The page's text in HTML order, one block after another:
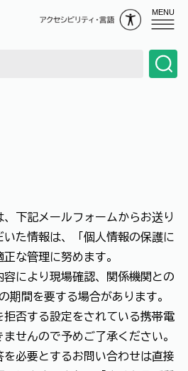
MENU
下記メールフォームからお送り
た情報は、「個人情報の保護に
な管理に努めます。
により現場確認、関係機関との
期間を要する場合があります。
拒否する設定をされている携帯電
せんので予めご了承ください。
必要とするお問い合わせは直接